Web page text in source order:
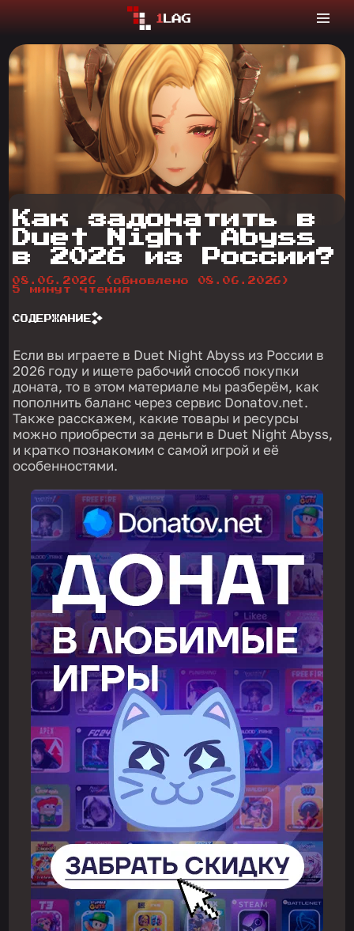
Как задонатить в
Duet Night Abyss
в 2026 из России?
08.06.2026
(обновлено 08.06.2026)
5 минут чтения
СОДЕРЖАНИЕ
Если вы играете в Duet Night Abyss из России в
2026 году и ищете рабочий способ покупки
доната, то в этом материале мы разберём, как
пополнить баланс через сервис Donatov.net.
Также расскажем, какие товары и ресурсы
можно приобрести за деньги в Duet Night Abyss,
и кратко познакомим с самой игрой и её
особенностями.